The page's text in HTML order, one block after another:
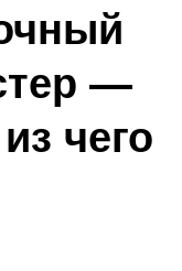
—
чего